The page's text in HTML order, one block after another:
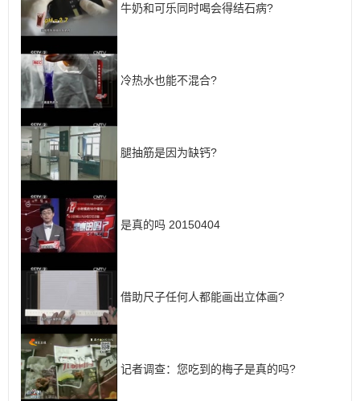
牛奶和可乐同时喝会得结石病?
冷热水也能不混合?
腿抽筋是因为缺钙?
是真的吗 20150404
借助尺子任何人都能画出立体画?
记者调查：您吃到的梅子是真的吗?